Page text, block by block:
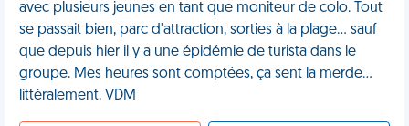
avec plusieurs jeunes en tant que moniteur de colo. Tout
se passait bien, parc d'attraction, sorties à la plage… sauf
que depuis hier il y a une épidémie de turista dans le
groupe. Mes heures sont comptées, ça sent la merde…
littéralement. VDM